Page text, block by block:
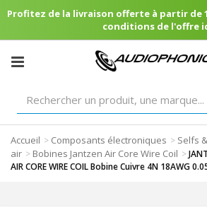
Profitez de la livraison offerte à partir de
conditions de l'offre
Accueil > Composants électroniques > Selfs
air > Bobines Jantzen Air Core Wire Coil >
AIR CORE WIRE COIL Bobine Cuivre 4N 18AWG